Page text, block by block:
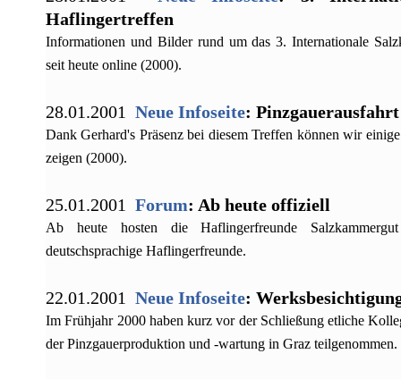
Haflingertreffen
Informationen und Bilder rund um das 3. Internationale
seit heute online (2000).
28.01.2001 Neue Infoseite:
Dank Gerhard's Präsenz bei diesem Treffen können wir
zeigen (2000).
25.01.2001 Forum: Ab heute offiziell
Ab heute hosten die Haflingerfreunde
deutschsprachige Haflingerfreunde.
22.01.2001 Neue Infoseite:
Im Frühjahr 2000 haben kurz vor der Schließung etliche
der Pinzgauerproduktion und -wartung in Graz teilgenommen.